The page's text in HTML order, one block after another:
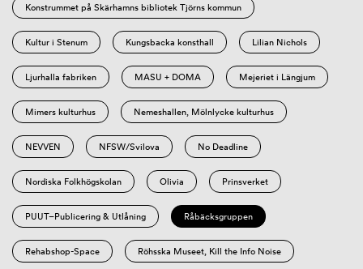
Konstrummet på Skärhamns bibliotek Tjörns kommun
Kultur i Stenum Kungsbacka konsthall Lilian Nichols
Ljurhalla fabriken MASU + DOMA Mejeriet i Längjum
Mimers kulturhus Nemeshallen, Mölnlycke kulturhus
NEVVEN NFSW/Svilova No Deadline
Nordiska Folkhögskolan Olivia Prinsverket
PUUT–Publicering & Utlåning Råbäcksgruppen
Rehabshop-Space Röhsska Museet, Kill the Info Noise